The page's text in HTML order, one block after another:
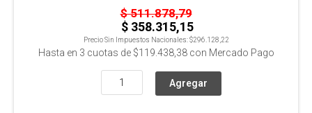
$ 511.878,79
$ 358.315,15
Precio Sin Impuestos Nacionales:$296.128,22
Hasta en 3 cuotas de $119.438,38con Mercado Pago